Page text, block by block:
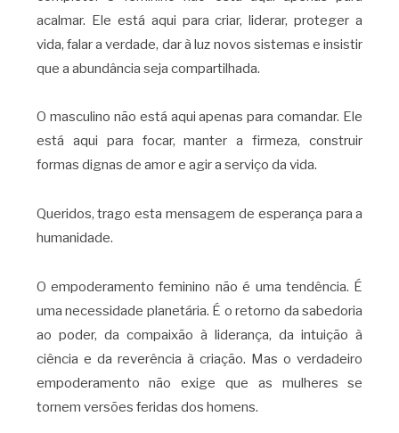
acalmar. Ele está aqui para criar, liderar, proteger a
vida, falar a verdade, dar à luz novos sistemas e insistir
que a abundância seja compartilhada.
O masculino não está aqui apenas para comandar. Ele
está aqui para focar, manter a firmeza, construir
formas dignas de amor e agir a serviço da vida.
Queridos, trago esta mensagem de esperança para a
humanidade.
O empoderamento feminino não é uma tendência. É
uma necessidade planetária. É o retorno da sabedoria
ao poder, da compaixão à liderança, da intuição à
ciência e da reverência à criação. Mas o verdadeiro
empoderamento não exige que as mulheres se
tornem versões feridas dos homens.